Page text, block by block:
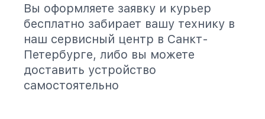
Вы оформляете заявку и курьер
бесплатно забирает вашу технику в
наш сервисный центр в Санкт-
Петербурге, либо вы можете
доставить устройство
самостоятельно